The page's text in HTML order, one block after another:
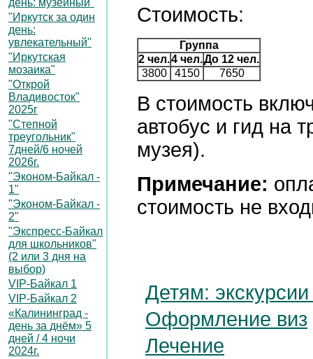
Стоимость:
Группа
2 чел.4 чел.До 12 чел.
3800
4150 7650
В стоимость
автобус и гид на
музея).
Примечание:
стоимость не
Детям:
Оформление виз
Лечение
день: музейный"
"Иркутск за один
день:
увлекательный"
"Иркутская
мозаика"
"Открой
Владивосток"
2025г
"Степной
треугольник"
7дней/6 ночей
2026г.
"Эконом-Байкал -
1"
"Эконом-Байкал -
2"
"Экспресс-Байкал
для школьников"
(2 или 3 дня на
выбор)
VIP-Байкал 1
VIP-Байкал 2
«Калининград -
день за днём» 5
дней / 4 ночи
2024г.